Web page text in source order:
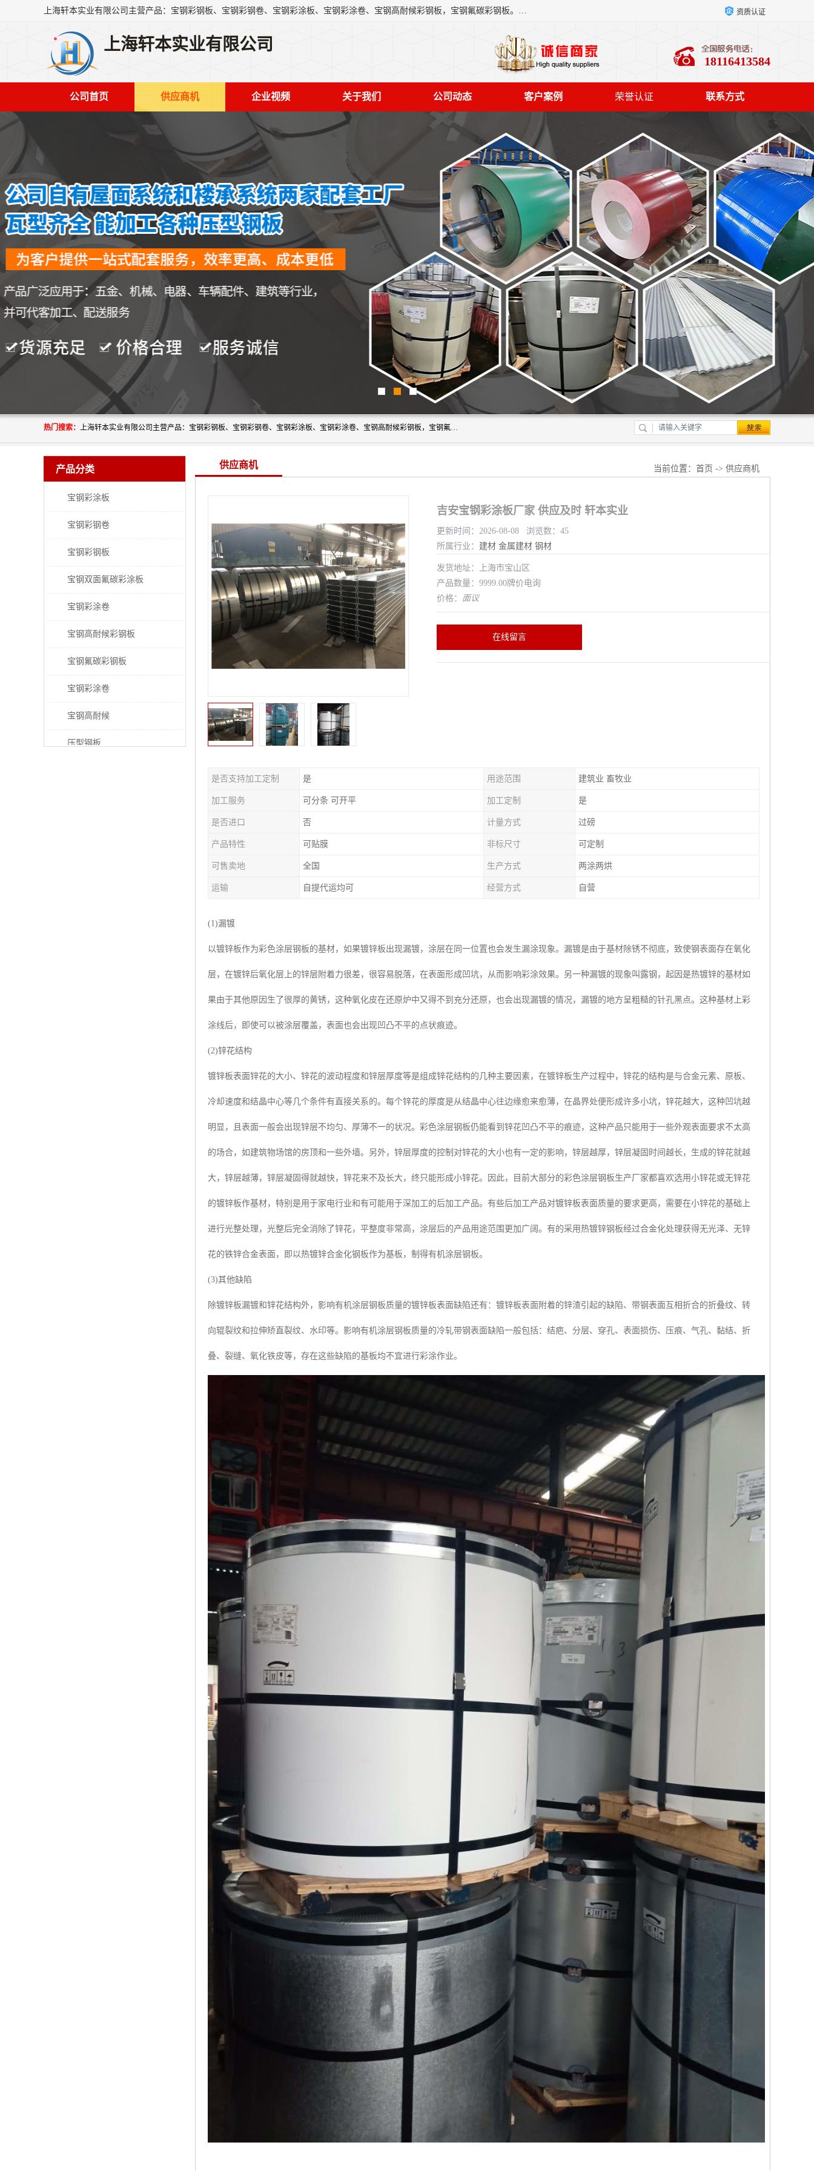
上海轩本实业有限公司主营产品：宝钢彩钢板、宝钢彩钢卷、宝钢彩涂板、宝钢彩涂卷、宝钢高耐候彩钢板，宝钢氟碳彩钢板。是一家集钢铁贸易，物流、加工为一体的产业全配套公司。 资质认证
上海轩本实业有限公司
18116413584
公司首页 供应商机 企业视频 关于我们 公司动态 客户案例 荣誉认证 联系方式
热门搜索： 上海轩本实业有限公司主营产品：宝钢彩钢板、宝钢彩钢卷、宝钢彩涂板、宝钢彩涂卷、宝钢高耐候彩钢板，宝钢氟碳彩钢板。是一家集钢铁贸易，物流、加工为一体的产业全配套公司。
产品分类
宝钢彩涂板
宝钢彩钢卷
宝钢彩钢板
宝钢双面氟碳彩涂板
宝钢彩涂卷
宝钢高耐候彩钢板
宝钢氟碳彩钢板
宝钢彩涂卷
宝钢高耐候
压型钢板
供应商机 当前位置： 首页 -> 供应商机
吉安宝钢彩涂板厂家 供应及时 轩本实业
更新时间：2026-08-08 浏览数：45
所属行业： 建材 金属建材 钢材
发货地址：上海市宝山区
产品数量：9999.00牌价电询
价格： 面议
在线留言
是否支持加工定制 是 用途范围 建筑业 畜牧业
加工服务 可分条 可开平 加工定制 是
是否进口 否 计量方式 过磅
产品特性 可贴膜 非标尺寸 可定制
可售卖地 全国 生产方式 两涂两烘
运输 自提代运均可 经营方式 自营
(1)漏镀
以镀锌板作为彩色涂层钢板的基材，如果镀锌板出现漏镀，涂层在同一位置也会发生漏涂现象。漏镀是由于基材除锈不彻底，致使钢表面存在氧化
层，在镀锌后氧化层上的锌层附着力很差，很容易脱落，在表面形成凹坑，从而影响彩涂效果。另一种漏镀的现象叫露钢，起因是热镀锌的基材如
果由于其他原因生了很厚的黄锈，这种氧化皮在还原炉中又得不到充分还原，也会出现漏镀的情况，漏镀的地方呈粗糙的针孔黑点。这种基材上彩
涂线后，即使可以被涂层覆盖，表面也会出现凹凸不平的点状痕迹。
(2)锌花结构
镀锌板表面锌花的大小、锌花的波动程度和锌层厚度等是组成锌花结构的几种主要因素，在镀锌板生产过程中，锌花的结构是与合金元素、原板、
冷却速度和结晶中心等几个条件有直接关系的。每个锌花的厚度是从结晶中心往边缘愈来愈薄，在晶界处便形成许多小坑，锌花越大，这种凹坑越
明显，且表面一般会出现锌层不均匀、厚薄不一的状况。彩色涂层钢板仍能看到锌花凹凸不平的痕迹，这种产品只能用于一些外观表面要求不太高
的场合，如建筑物场馆的房顶和一些外墙。另外，锌层厚度的控制对锌花的大小也有一定的影响，锌层越厚，锌层凝固时间越长，生成的锌花就越
大，锌层越薄，锌层凝固得就越快，锌花来不及长大，终只能形成小锌花。因此，目前大部分的彩色涂层钢板生产厂家都喜欢选用小锌花或无锌花
的镀锌板作基材，特别是用于家电行业和有可能用于深加工的后加工产品。有些后加工产品对镀锌板表面质量的要求更高，需要在小锌花的基础上
进行光整处理，光整后完全消除了锌花，平整度非常高，涂层后的产品用途范围更加广阔。有的采用热镀锌钢板经过合金化处理获得无光泽、无锌
花的铁锌合金表面，即以热镀锌合金化钢板作为基板，制得有机涂层钢板。
(3)其他缺陷
除镀锌板漏镀和锌花结构外，影响有机涂层钢板质量的镀锌板表面缺陷还有：镀锌板表面附着的锌渣引起的缺陷、带钢表面互相折合的折叠纹、转
向辊裂纹和拉伸矫直裂纹、水印等。影响有机涂层钢板质量的冷轧带钢表面缺陷一般包括：结疤、分层、穿孔、表面损伤、压痕、气孔、黏结、折
叠、裂缝、氧化铁皮等，存在这些缺陷的基板均不宜进行彩涂作业。